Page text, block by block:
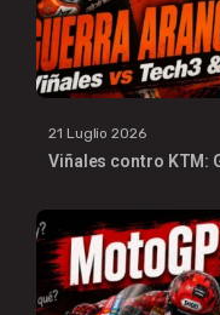
21 Luglio 2026
Viñales contro KTM: